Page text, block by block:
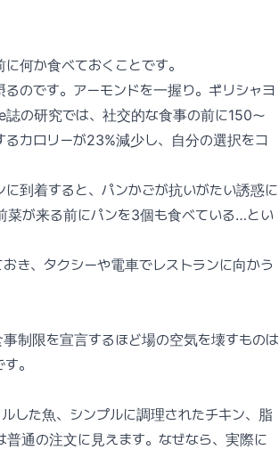
何か食べておくことです。
のです。アーモンドを一握り。ギリシャヨ
の研究では、社交的な食事の前に150〜
カロリーが23%減少し、自分の選択をコ
到着すると、パンかごが抗いがたい誘惑に
菜が来る前にパンを3個も食べている…とい
き、タクシーや電車でレストランに向かう
制限を宣言するほど場の空気を壊すものは
。
した魚、シンプルに調理されたチキン、脂
通の注文に見えます。なぜなら、実際に